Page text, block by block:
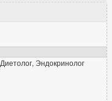
Диетолог, Эндокринолог